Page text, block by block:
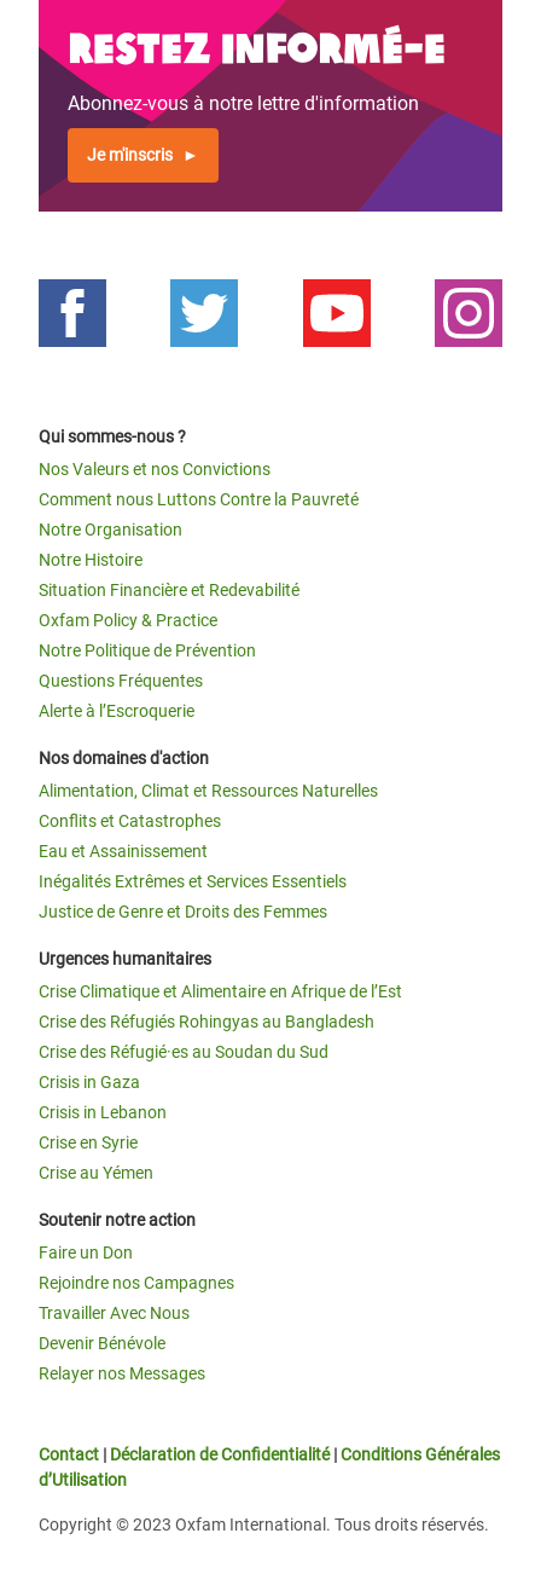
Restez informé-e
Abonnez-vous à notre lettre d'information
Je m'inscris
Qui sommes-nous ?
Nos Valeurs et nos Convictions
Comment nous Luttons Contre la Pauvreté
Notre Organisation
Notre Histoire
Situation Financière et Redevabilité
Oxfam Policy & Practice
Notre Politique de Prévention
Questions Fréquentes
Alerte à l’Escroquerie
Nos domaines d'action
Alimentation, Climat et Ressources Naturelles
Conflits et Catastrophes
Eau et Assainissement
Inégalités Extrêmes et Services Essentiels
Justice de Genre et Droits des Femmes
Urgences humanitaires
Crise Climatique et Alimentaire en Afrique de l’Est
Crise des Réfugiés Rohingyas au Bangladesh
Crise des Réfugié·es au Soudan du Sud
Crisis in Gaza
Crisis in Lebanon
Crise en Syrie
Crise au Yémen
Soutenir notre action
Faire un Don
Rejoindre nos Campagnes
Travailler Avec Nous
Devenir Bénévole
Relayer nos Messages
Contact | Déclaration de Confidentialité|Conditions Générales
d’Utilisation
Copyright © 2023 Oxfam International. Tous droits réservés.